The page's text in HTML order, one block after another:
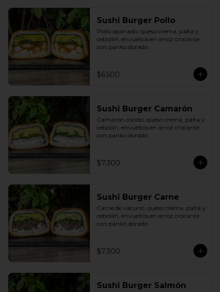
Sushi Burger Pollo
Pollo apanado, queso crema, palta y
cebollín, envueltos en arroz crocante
con panko dorado.
$6.500
Sushi Burger Camarón
Camarón cocido, queso crema, palta y
cebollín, envueltos en arroz crocante
con panko dorado.
$7.300
Sushi Burger Carne
Carne de vacuno, queso crema, palta y
cebollín, envueltos en arroz crocante
con panko dorado.
$7.300
Sushi Burger Salmón